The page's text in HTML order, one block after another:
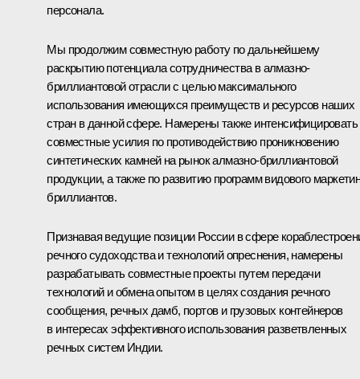
персонала.
Мы продолжим совместную работу по дальнейшему
раскрытию потенциала сотрудничества в алмазно-
бриллиантовой отрасли с целью максимального
использования имеющихся преимуществ и ресурсов наших
стран в данной сфере. Намерены также интенсифицировать
совместные усилия по противодействию проникновению
синтетических камней на рынок алмазно-бриллиантовой
продукции, а также по развитию программ видового
бриллиантов.
Признавая ведущие позиции России в сфере
речного судоходства и технологий опреснения, намерены
разрабатывать совместные проекты путем передачи
технологий и обмена опытом в целях создания речного
сообщения, речных дамб, портов и грузовых контейнеров
в интересах эффективного использования разветвленных
речных систем Индии.